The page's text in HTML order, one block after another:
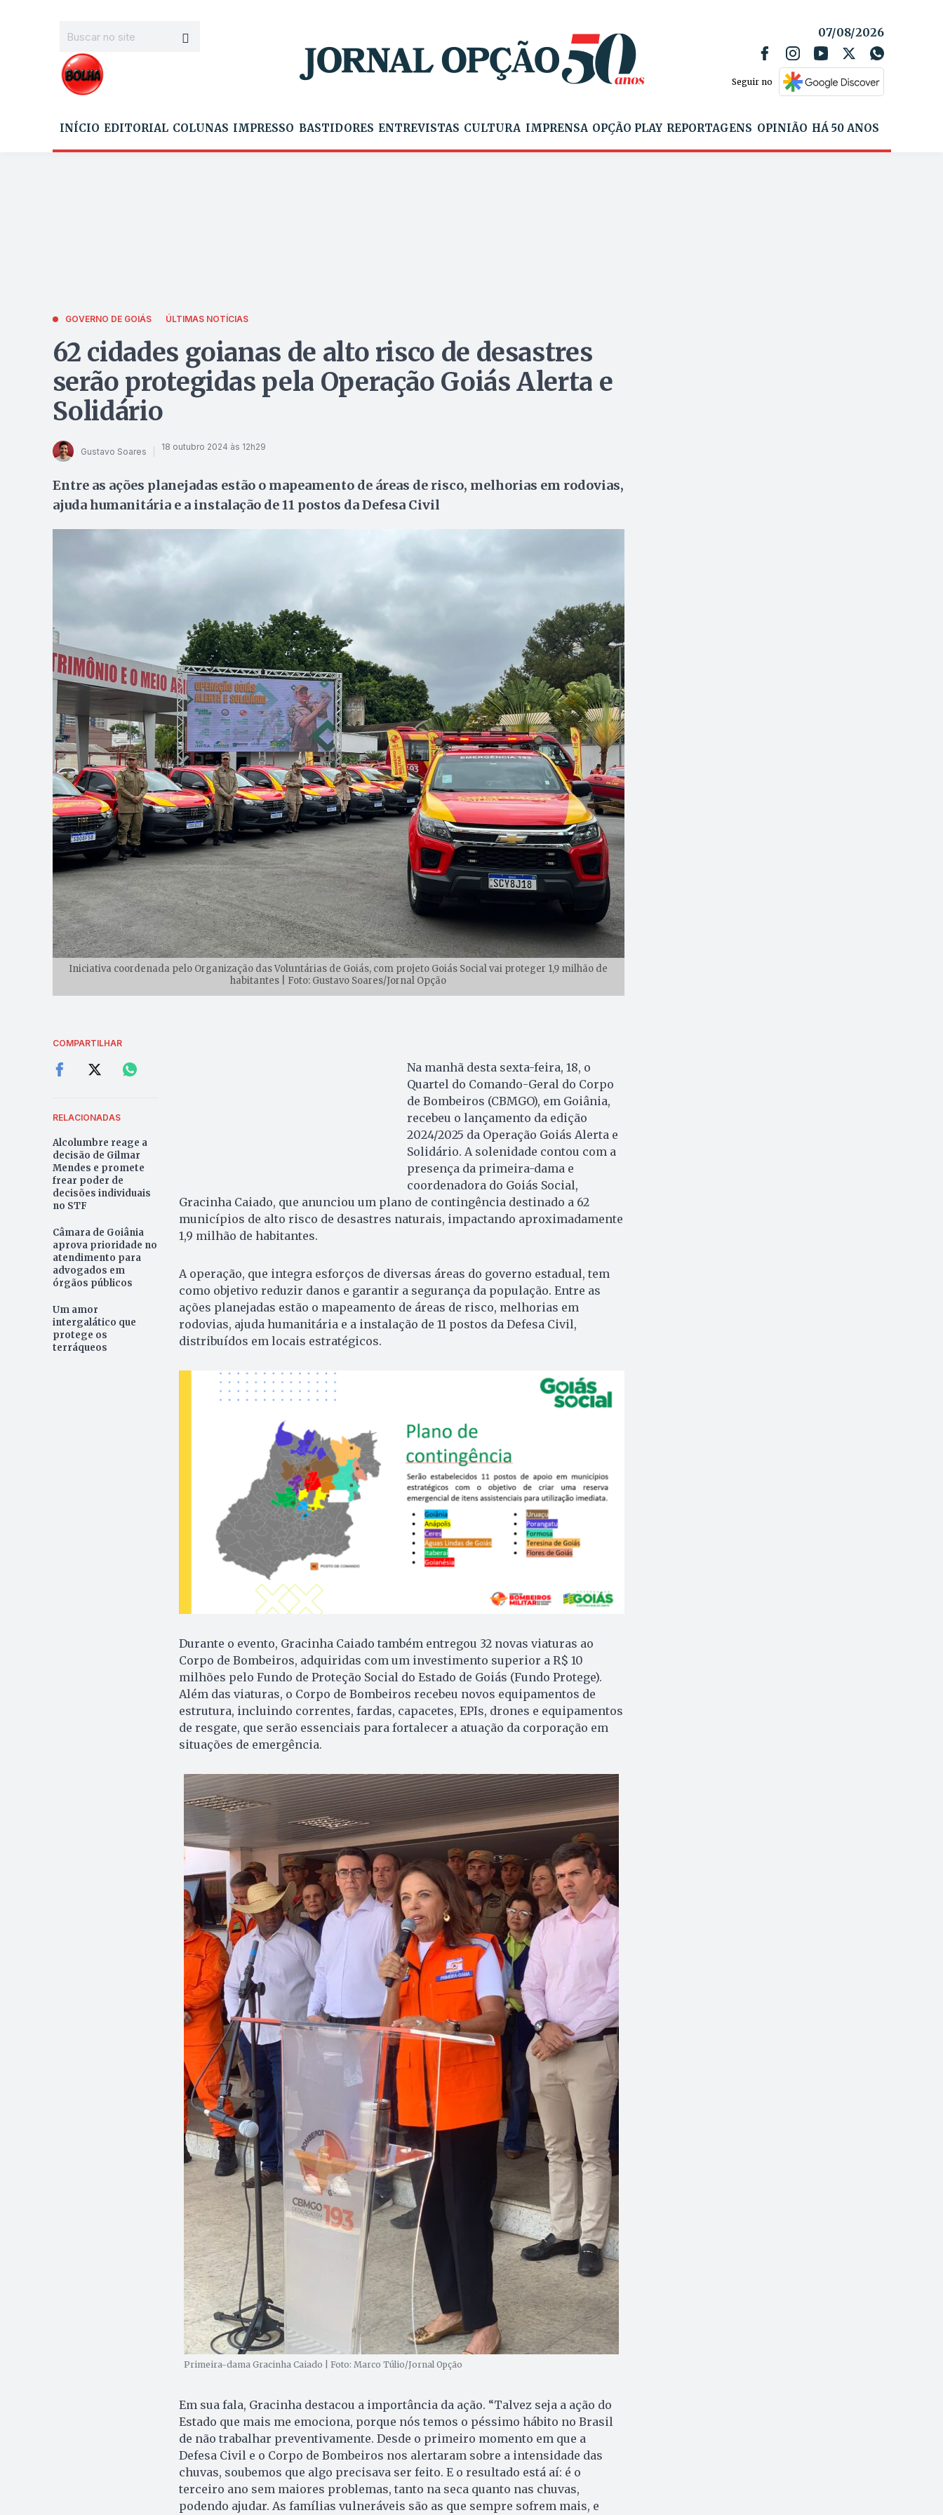
07/08/2026
Seguir no
INÍCIO EDITORIAL COLUNAS IMPRESSO BASTIDORES ENTREVISTAS CULTURA IMPRENSA OPÇÃO PLAY REPORTAGENS OPINIÃO HÁ 50 ANOS
GOVERNO DE GOIÁS ÚLTIMAS NOTÍCIAS
62 cidades goianas de alto risco de desastres
serão protegidas pela Operação Goiás Alerta e
Solidário
Gustavo Soares 18 outubro 2024 às 12h29
Entre as ações planejadas estão o mapeamento de áreas de risco, melhorias em rodovias,
ajuda humanitária e a instalação de 11 postos da Defesa Civil
Iniciativa coordenada pelo Organização das Voluntárias de Goiás, com projeto Goiás Social vai proteger 1,9 milhão de
habitantes | Foto: Gustavo Soares/Jornal Opção
COMPARTILHAR
RELACIONADAS
Alcolumbre reage a
decisão de Gilmar
Mendes e promete
frear poder de
decisões individuais
no STF
Câmara de Goiânia
aprova prioridade no
atendimento para
advogados em
órgãos públicos
Um amor
intergalático que
protege os
terráqueos
Na manhã desta sexta-feira, 18, o
Quartel do Comando-Geral do Corpo
de Bombeiros (CBMGO), em Goiânia,
recebeu o lançamento da edição
2024/2025 da Operação Goiás Alerta e
Solidário. A solenidade contou com a
presença da primeira-dama e
coordenadora do Goiás Social,
Gracinha Caiado, que anunciou um plano de contingência destinado a 62
municípios de alto risco de desastres naturais, impactando aproximadamente
1,9 milhão de habitantes.
A operação, que integra esforços de diversas áreas do governo estadual, tem
como objetivo reduzir danos e garantir a segurança da população. Entre as
ações planejadas estão o mapeamento de áreas de risco, melhorias em
rodovias, ajuda humanitária e a instalação de 11 postos da Defesa Civil,
distribuídos em locais estratégicos.
Durante o evento, Gracinha Caiado também entregou 32 novas viaturas ao
Corpo de Bombeiros, adquiridas com um investimento superior a R$ 10
milhões pelo Fundo de Proteção Social do Estado de Goiás (Fundo Protege).
Além das viaturas, o Corpo de Bombeiros recebeu novos equipamentos de
estrutura, incluindo correntes, fardas, capacetes, EPIs, drones e equipamentos
de resgate, que serão essenciais para fortalecer a atuação da corporação em
situações de emergência.
Primeira-dama Gracinha Caiado | Foto: Marco Túlio/Jornal Opção
Em sua fala, Gracinha destacou a importância da ação. “Talvez seja a ação do
Estado que mais me emociona, porque nós temos o péssimo hábito no Brasil
de não trabalhar preventivamente. Desde o primeiro momento em que a
Defesa Civil e o Corpo de Bombeiros nos alertaram sobre a intensidade das
chuvas, soubemos que algo precisava ser feito. E o resultado está aí: é o
terceiro ano sem maiores problemas, tanto na seca quanto nas chuvas,
podendo ajudar. As famílias vulneráveis são as que sempre sofrem mais, e